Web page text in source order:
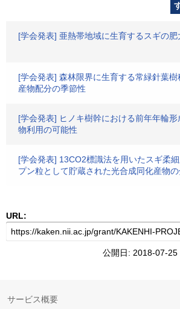
[学会発表] 亜熱帯地域に生育するスギの
[学会発表] 森林限界に生育する常緑針葉
産物配分の季節性
[学会発表] ヒノキ樹幹における前年年輪
物利用の可能性
[学会発表] 13CO2標識法を用いたスギ柔
プン粒として貯蔵された光合成同化産物
URL:
公開日: 2018-07-
サービス概要